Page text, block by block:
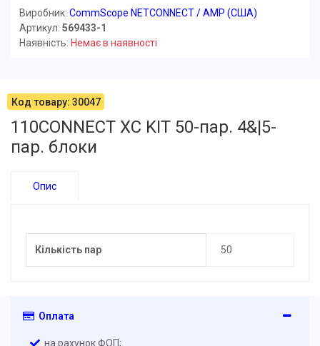
Виробник: CommScope NETCONNECT / AMP (США)
Артикул: 569433-1
Наявність: Немає в наявності
Код товару: 30047
110CONNECT XC KIT 50-пар. 4&|5-
пар. блоки
Опис
Кількість пар 50
Оплата
на рахунок ФОП;